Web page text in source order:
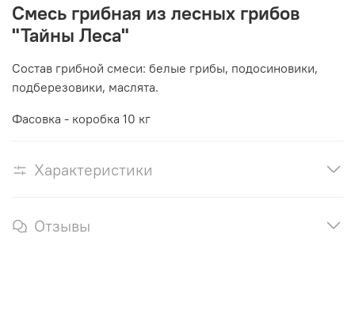
Смесь грибная из лесных грибов
"Тайны Леса"
Состав грибной смеси: белые грибы, подосиновики,
подберезовики, маслята.
Фасовка - коробка 10 кг
Характеристики
Отзывы